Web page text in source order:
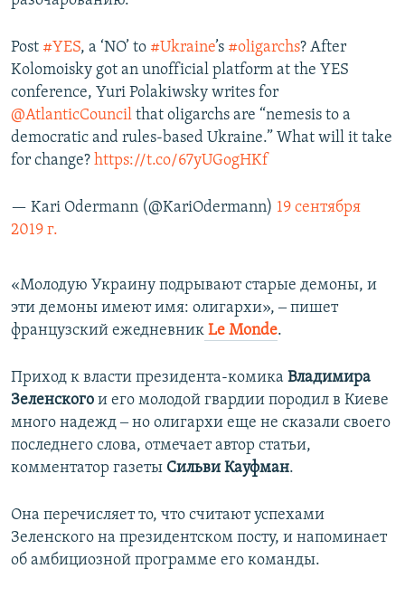
Post #YES, a ‘NO’ to #Ukraine’s #oligarchs? After
Kolomoisky got an unofficial platform at the YES
conference, Yuri Polakiwsky writes for
@AtlanticCouncil that oligarchs are “nemesis to a
democratic and rules-based Ukraine.” What will it take
for change? https://t.co/67yUGogHKf
— Kari Odermann (@KariOdermann) 19 сентября
2019 г.
«Молодую Украину подрывают старые демоны, и
эти демоны имеют имя: олигархи», ‒ пишет
французский ежедневник Le Monde.
Приход к власти президента-комика Владимира
Зеленского и его молодой гвардии породил в Киеве
много надежд ‒ но олигархи еще не сказали своего
последнего слова, отмечает автор статьи,
комментатор газеты Сильви Кауфман.
Она перечисляет то, что считают успехами
Зеленского на президентском посту, и напоминает
об амбициозной программе его команды.